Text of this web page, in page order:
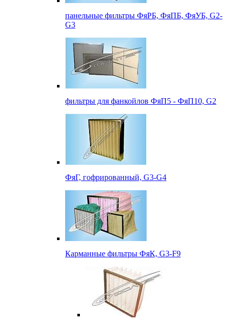
панельные фильтры ФяРБ, ФяПБ, ФяУБ, G2-
G3
фильтры для фанкойлов ФяП5 - ФяП10, G2
ФяГ, гофрированный, G3-G4
Карманные фильтры ФяК, G3-F9